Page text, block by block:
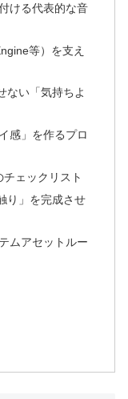
ける代表的な音
等）を支え
ない「気持ちよ
感」を作るプロ
ェックリスト
り」を完成させ
ムアセットルー